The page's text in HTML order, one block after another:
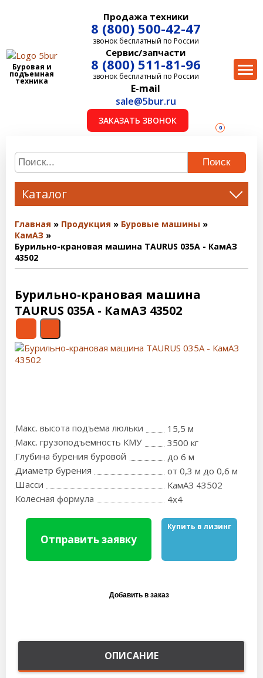
Буровая и
подъемная
техника
Продажа техники
8 (800) 500-42-47
звонок бесплатный по России
Сервис/запчасти
8 (800) 511-81-96
звонок бесплатный по России
E-mail
sale@5bur.ru
ЗАКАЗАТЬ ЗВОНОК
0
Поиск
Каталог
Главная Продукция
Буровые машины
КамАЗ
Бурильно-крановая машина TAURUS 035А - КамАЗ
43502
Бурильно-крановая машина
TAURUS 035А - КамАЗ 43502
Макс. высота подъема люльки
15,5 м
Макс. грузоподъемность КМУ
3500 кг
Глубина бурения буровой
до 6 м
Диаметр бурения
от 0,3 м до 0,6 м
Шасси
КамАЗ 43502
Колесная формула
4x4
Отправить заявку
Купить в лизинг
ОПИСАНИЕ